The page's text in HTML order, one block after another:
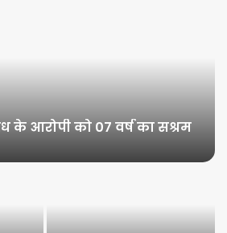
के आरोपी को 07 वर्ष का सश्रम